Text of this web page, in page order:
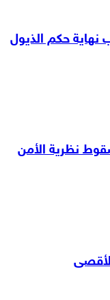
حكم الذيول
نظرية الأمن